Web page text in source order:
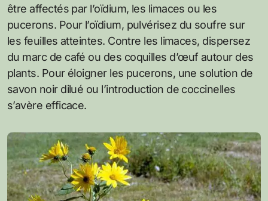
être affectés par l’oïdium, les limaces ou les
pucerons. Pour l’oïdium, pulvérisez du soufre sur
les feuilles atteintes. Contre les limaces, dispersez
du marc de café ou des coquilles d’œuf autour des
plants. Pour éloigner les pucerons, une solution de
savon noir dilué ou l’introduction de coccinelles
s’avère efficace.